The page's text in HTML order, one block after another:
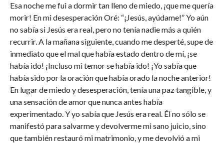
Esa noche me fui a dormir tan lleno de miedo, ¡que me quería
morir! En mi desesperación Oré: “¡Jesús, ayúdame!” Yo aún
no sabía si Jesús era real, pero no tenía nadie más a quién
recurrir. A la mañana siguiente, cuando me desperté, supe de
inmediato que el mal que había estado dentro de mí, ¡se
había ido! ¡Incluso mi temor se había ido! ¡Yo sabía que
había sido por la oración que había orado la noche anterior!
En lugar de miedo y desesperación, tenía una paz tangible, y
una sensación de amor que nunca antes había
experimentado. Y yo sabía que Jesús era real. Él no sólo se
manifestó para salvarme y devolverme mi sano juicio, sino
que también restauró mi matrimonio, y me devolvió a mi